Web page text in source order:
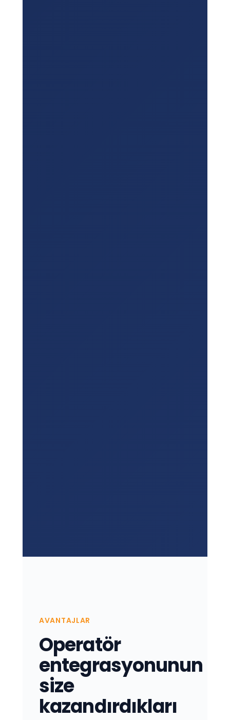
AVANTAJLAR
Operatör
entegrasyonunun
size
kazandırdıkları